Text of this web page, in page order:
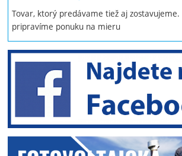
Tovar, ktorý predávame tiež aj zostavujeme.
pripravíme ponuku na mieru